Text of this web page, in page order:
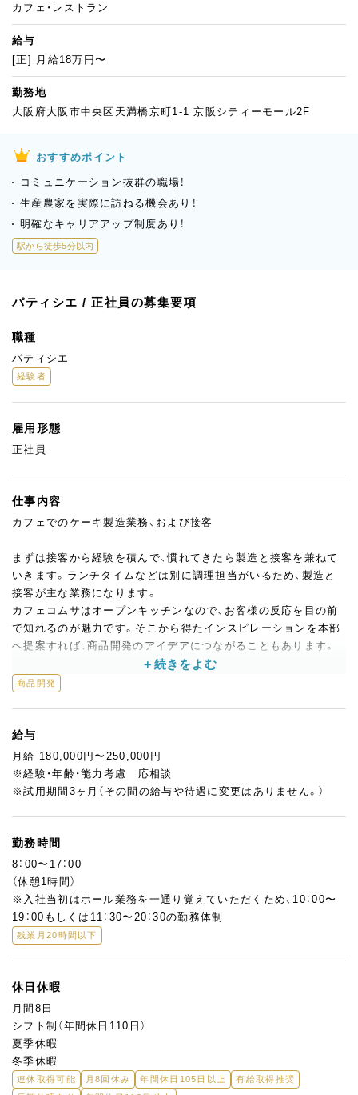
カフェ・レストラン
給与
[正] 月給18万円〜
勤務地
大阪府大阪市中央区天満橋京町1-1 京阪シティーモール2F
おすすめポイント
コミュニケーション抜群の職場！
生産農家を実際に訪ねる機会あり！
明確なキャリアアップ制度あり！
駅から徒歩5分以内
パティシエ / 正社員の募集要項
職種
パティシエ
経験者
雇用形態
正社員
仕事内容
カフェでのケーキ製造業務、および接客
まずは接客から経験を積んで、慣れてきたら製造と接客を兼ねて
いきます。ランチタイムなどは別に調理担当がいるため、製造と
接客が主な業務になります。
カフェコムサはオープンキッチンなので、お客様の反応を目の前
で知れるのが魅力です。そこから得たインスピレーションを本部
へ提案すれば、商品開発のアイデアにつながることもあります。
キャリアアップ制度も明確で、社内検定を通して実力を評価。コ
リアマネージャーへの道を志すことも可能です。
また、生産農家の元を訪問し、食材の話を聞ける機会もあるので知
識をどんどん深めていけます。
商品開発
給与
月給 180,000円〜250,000円
※経験・年齢・能力考慮 応相談
※試用期間3ヶ月（その間の給与や待遇に変更はありません。）
勤務時間
8：00〜17：00
（休憩1時間）
※入社当初はホール業務を一通り覚えていただくため、10：00〜
19：00もしくは11：30〜20：30の勤務体制
残業月20時間以下
休日休暇
月間8日
シフト制（年間休日110日）
夏季休暇
冬季休暇
連休取得可能 月8回休み 年間休日105日以上
有給取得推奨